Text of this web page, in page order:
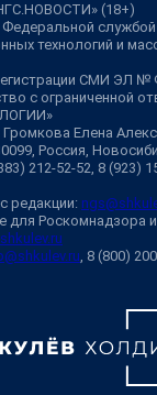
(18+)
технологий и
СМИ ЭЛ №
с ограниченной
Елена
Россия,
212-52-52, 8 (923)
редакции:
для Роскомнадзора
, 8 (800)